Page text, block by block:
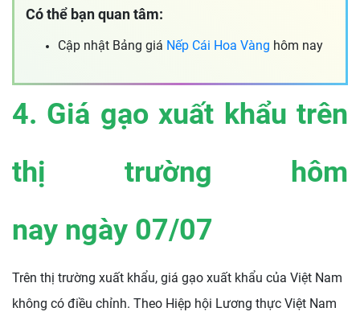
Có thể bạn quan tâm:
Cập nhật Bảng giá Nếp Cái Hoa Vàng hôm nay
4. Giá gạo xuất khẩu trên
thị trường hôm
nay ngày 07/07
Trên thị trường xuất khẩu, giá gạo xuất khẩu của Việt Nam
không có điều chỉnh. Theo Hiệp hội Lương thực Việt Nam